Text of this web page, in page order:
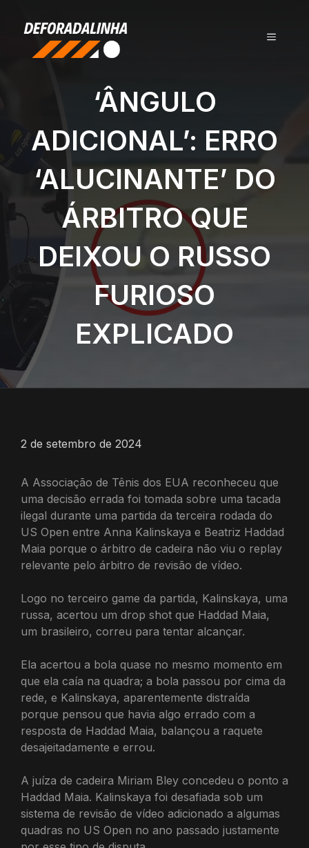
conteúdo
MENU
‘ÂNGULO
ADICIONAL’: ERRO
‘ALUCINANTE’ DO
ÁRBITRO QUE
DEIXOU O RUSSO
FURIOSO
EXPLICADO
2 de setembro de 2024
A Associação de Tênis dos EUA reconheceu que
uma decisão errada foi tomada sobre uma tacada
ilegal durante uma partida da terceira rodada do
US Open entre Anna Kalinskaya e Beatriz Haddad
Maia porque o árbitro de cadeira não viu o replay
relevante pelo árbitro de revisão de vídeo.
Logo no terceiro game da partida, Kalinskaya, uma
russa, acertou um drop shot que Haddad Maia,
um brasileiro, correu para tentar alcançar.
Ela acertou a bola quase no mesmo momento em
que ela caía na quadra; a bola passou por cima da
rede, e Kalinskaya, aparentemente distraída
porque pensou que havia algo errado com a
resposta de Haddad Maia, balançou a raquete
desajeitadamente e errou.
A juíza de cadeira Miriam Bley concedeu o ponto a
Haddad Maia. Kalinskaya foi desafiada sob um
sistema de revisão de vídeo adicionado a algumas
quadras no US Open no ano passado justamente